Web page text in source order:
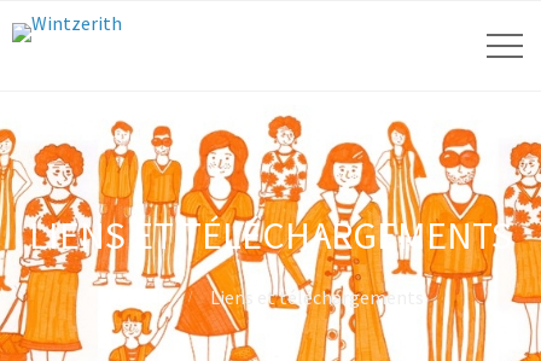
LIENS ET TÉLÉCHARGEMENTS
Home Liens et téléchargements